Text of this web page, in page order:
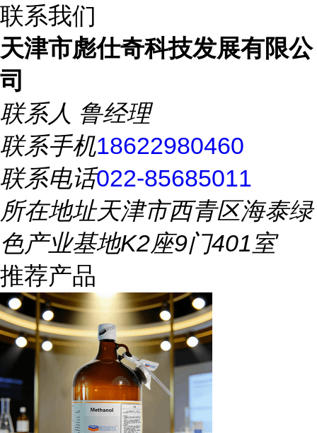
联系我们
天津市彪仕奇科技发展有限公
司
联系人 鲁经理
联系手机18622980460
联系电话022-85685011
所在地址天津市西青区海泰绿
色产业基地K2座9门401室
推荐产品